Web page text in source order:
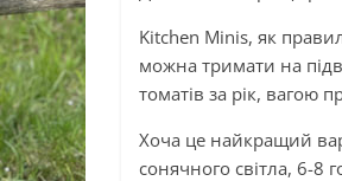
Kitchen Minis, як
можна тримати на
томатів за рік, вагою
Хоча це найкращий
сонячного світла, 6-8